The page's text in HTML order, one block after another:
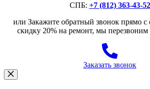
СПБ: +7 (812) 363-43-52
или Закажите обратный звонок прямо с
скидку 20% на ремонт, мы перезвоним
Заказать звонок